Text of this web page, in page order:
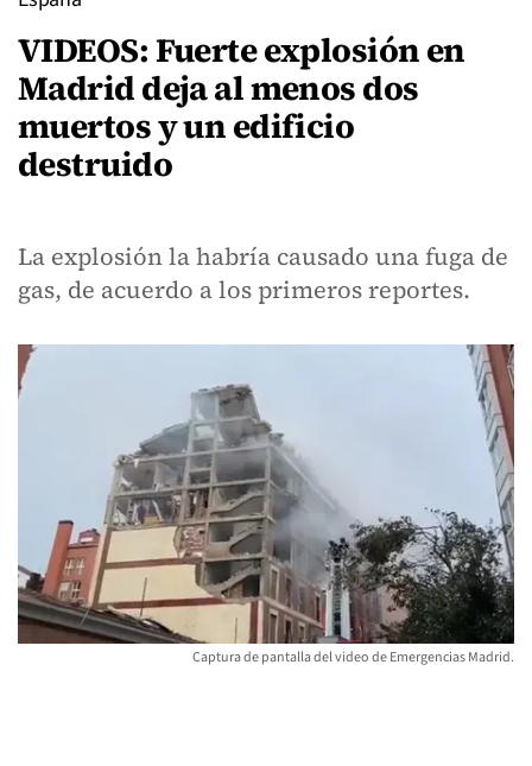
VIDEOS: Fuerte explosión en
Madrid deja al menos dos
muertos y un edificio
destruido
La explosión la habría causado una fuga de
gas, de acuerdo a los primeros reportes.
Captura de pantalla del video de Emergencias Madrid.